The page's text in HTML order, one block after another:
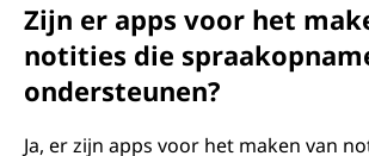
Zijn er apps voor het
notities die
ondersteunen?
Ja, er zijn apps voor het maken van